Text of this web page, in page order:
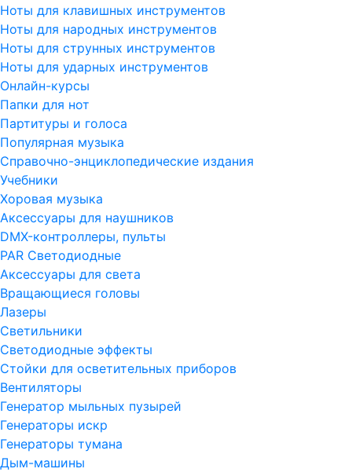
Ноты для клавишных инструментов
Ноты для народных инструментов
Ноты для струнных инструментов
Ноты для ударных инструментов
Онлайн-курсы
Папки для нот
Партитуры и голоса
Популярная музыка
Справочно-энциклопедические издания
Учебники
Хоровая музыка
Аксессуары для наушников
DMX-контроллеры, пульты
PAR Светодиодные
Аксессуары для света
Вращающиеся головы
Лазеры
Светильники
Светодиодные эффекты
Стойки для осветительных приборов
Вентиляторы
Генератор мыльных пузырей
Генераторы искр
Генераторы тумана
Дым-машины